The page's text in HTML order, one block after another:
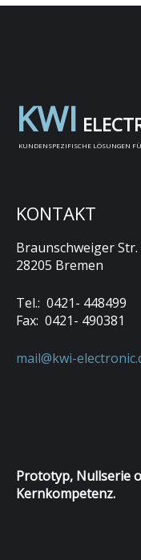
KWI ELECTR
KUNDENSPEZIFISCHE LÖSUNGEN
KONTAKT
Braunschweiger Str.
28205 Bremen
Tel.: 0421- 448499
Fax: 0421- 490381
mail@kwi-
Prototyp, Nullserie
Kernkompetenz.